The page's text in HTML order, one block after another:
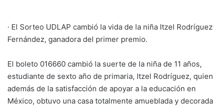
· El Sorteo UDLAP cambió la vida de la niña Itzel Rodríguez
Fernández, ganadora del primer premio.
El boleto 016660 cambió la suerte de la niña de 11 años,
estudiante de sexto año de primaria, Itzel Rodríguez, quien
además de la satisfacción de apoyar a la educación en
México, obtuvo una casa totalmente amueblada y decorada